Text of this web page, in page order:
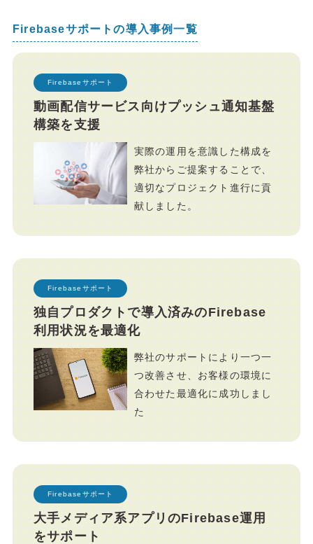
Firebaseサポートの導入事例一覧
Firebaseサポート
動画配信サービス向けプッシュ通知基盤
構築を支援
実際の運用を意識した構成を
弊社からご提案することで、
適切なプロジェクト進行に貢
献しました。
Firebaseサポート
独自プロダクトで導入済みのFirebase
利用状況を最適化
弊社のサポートにより一つ一
つ改善させ、お客様の環境に
合わせた最適化に成功しまし
た
Firebaseサポート
大手メディア系アプリのFirebase運用
をサポート